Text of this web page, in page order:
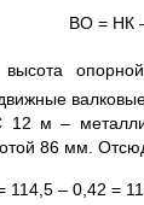
ВО = НК –
м –
86 мм.
114,5 – 0,42 =